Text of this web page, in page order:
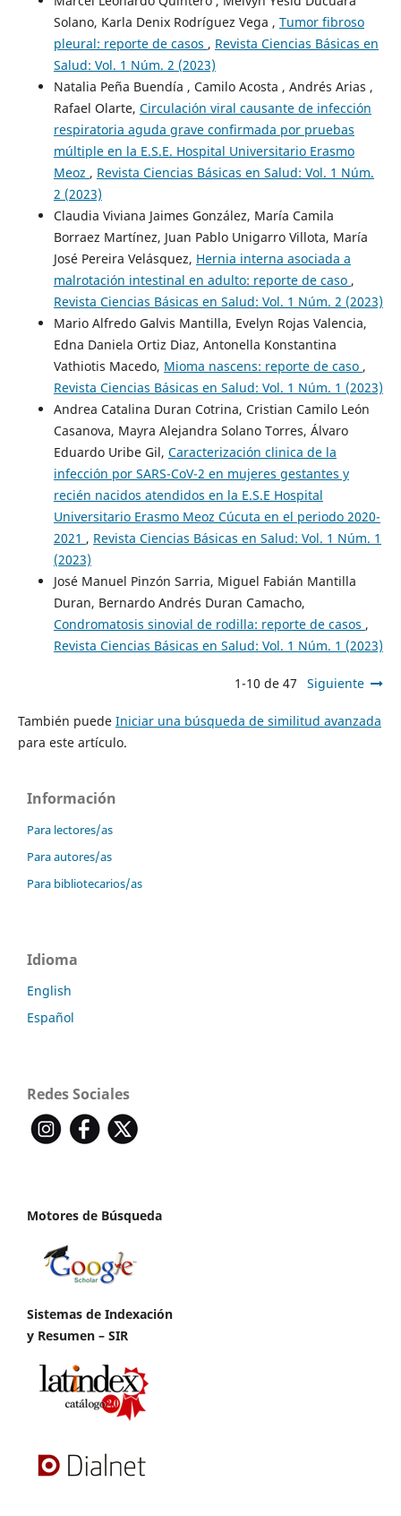
Solano, Karla Denix Rodríguez Vega , Tumor fibroso
pleural: reporte de casos , Revista Ciencias Básicas en
Salud: Vol. 1 Núm. 2 (2023)
Natalia Peña Buendía , Camilo Acosta , Andrés Arias ,
Rafael Olarte, Circulación viral causante de infección
respiratoria aguda grave confirmada por pruebas
múltiple en la E.S.E. Hospital Universitario Erasmo
Meoz , Revista Ciencias Básicas en Salud: Vol. 1 Núm.
2 (2023)
Claudia Viviana Jaimes González, María Camila
Borraez Martínez, Juan Pablo Unigarro Villota, María
José Pereira Velásquez, Hernia interna asociada a
malrotación intestinal en adulto: reporte de caso ,
Revista Ciencias Básicas en Salud: Vol. 1 Núm. 2 (2023)
Mario Alfredo Galvis Mantilla, Evelyn Rojas Valencia,
Edna Daniela Ortiz Diaz, Antonella Konstantina
Vathiotis Macedo, Mioma nascens: reporte de caso ,
Revista Ciencias Básicas en Salud: Vol. 1 Núm. 1 (2023)
Andrea Catalina Duran Cotrina, Cristian Camilo León
Casanova, Mayra Alejandra Solano Torres, Álvaro
Eduardo Uribe Gil, Caracterización clinica de la
infección por SARS-CoV-2 en mujeres gestantes y
recién nacidos atendidos en la E.S.E Hospital
Universitario Erasmo Meoz Cúcuta en el periodo 2020-
2021 , Revista Ciencias Básicas en Salud: Vol. 1 Núm. 1
(2023)
José Manuel Pinzón Sarria, Miguel Fabián Mantilla
Duran, Bernardo Andrés Duran Camacho,
Condromatosis sinovial de rodilla: reporte de casos ,
Revista Ciencias Básicas en Salud: Vol. 1 Núm. 1 (2023)
1-10 de 47 Siguiente
También puede Iniciar una búsqueda de similitud avanzada
para este artículo.
Información
Para lectores/as
Para autores/as
Para bibliotecarios/as
Idioma
English
Español
Redes Sociales
Motores de Búsqueda
Sistemas de Indexación
y Resumen – SIR